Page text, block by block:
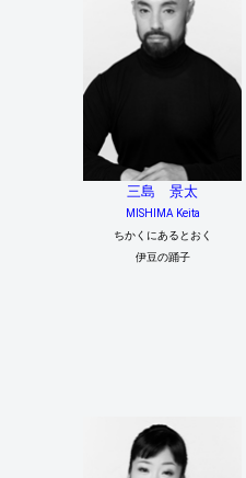
三島 景太
MISHIMA Keita
ちかくにあるとおく
伊豆の踊子